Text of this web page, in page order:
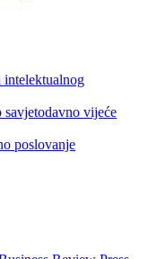
intelektualnog
savjetodavno vijeće
poslovanje